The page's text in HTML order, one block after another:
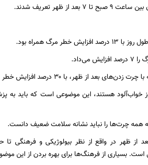
از ظهر تعریف شدند.
مرگ همراه بود.
ظهر، با ۳۰ درصد افزایش خطر مرگ مرتبط بود.
خواب‌آلود هستند، این موضوعی است که باید به
همه چرت‌ها را نباید نشانه سلامت ضعیف دانست.
از ظهر در واقع از نظر بیولوژیکی و فرهنگی
بسیاری از فرهنگ‌ها برای بهره بردن از این